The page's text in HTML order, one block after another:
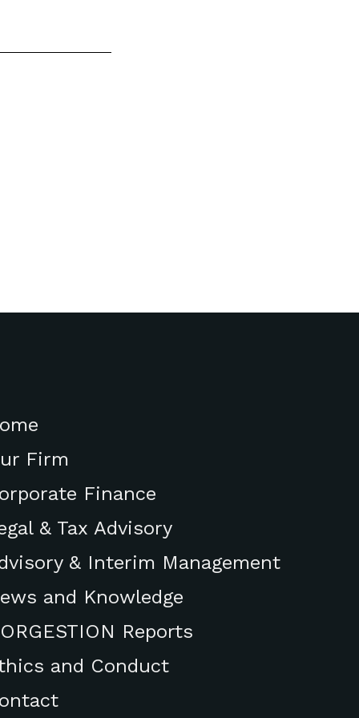
Firm
Finance
& Tax Advisory
& Interim Management
and Knowledge
Reports
and Conduct